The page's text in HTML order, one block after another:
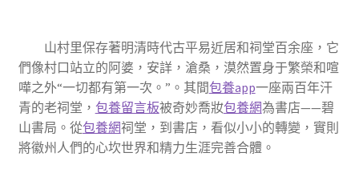
山村里保存著明清時代古平易近居和祠堂百余座，它
們像村口站立的阿婆，安詳，滄桑，漠然置身于繁榮和喧
嘩之外“一切都有第一次。”。其間包養app一座兩百年汗
青的老祠堂， 包養留言板被奇妙喬妝包養網為書店——碧
山書局。從包養網祠堂，到書店，看似小小的轉變，實則
將徽州人們的心坎世界和精力生涯完善合體。